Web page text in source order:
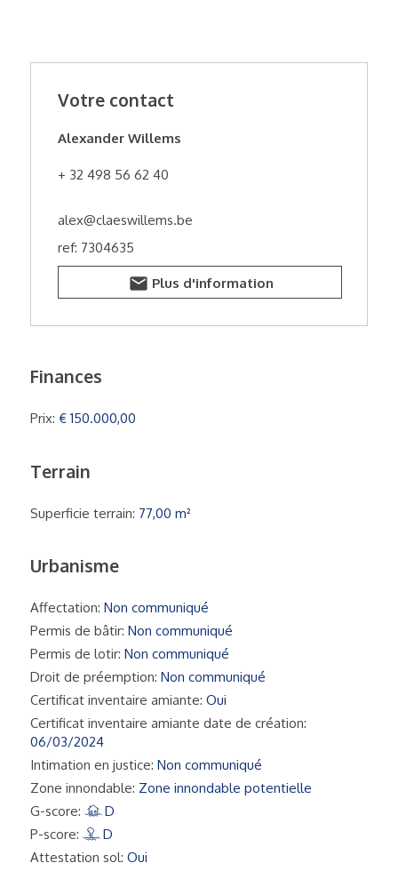
Votre contact
Alexander Willems
+ 32 498 56 62 40
alex@claeswillems.be
ref: 7304635
Plus d'information
Finances
Prix: € 150.000,00
Terrain
Superficie terrain: 77,00 m²
Urbanisme
Affectation: Non communiqué
Permis de bâtir: Non communiqué
Permis de lotir: Non communiqué
Droit de préemption: Non communiqué
Certificat inventaire amiante: Oui
Certificat inventaire amiante date de création:
06/03/2024
Intimation en justice: Non communiqué
Zone innondable: Zone innondable potentielle
G-score:
D
P-score:
D
Attestation sol: Oui